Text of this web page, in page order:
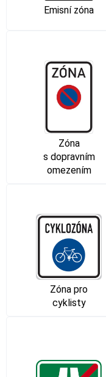
Emisní zóna
Zóna
s dopravním
omezením
Zóna pro
cyklisty